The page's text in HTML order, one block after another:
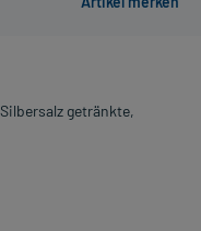
getränkte,